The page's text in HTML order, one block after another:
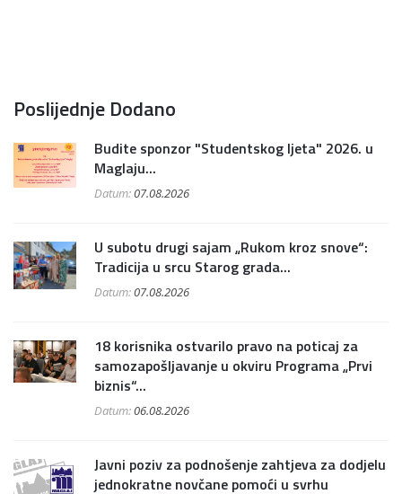
Poslijednje Dodano
Budite sponzor "Studentskog ljeta" 2026. u
Maglaju...
Datum:07.08.2026
U subotu drugi sajam „Rukom kroz snove“:
Tradicija u srcu Starog grada...
Datum:07.08.2026
18 korisnika ostvarilo pravo na poticaj za
samozapošljavanje u okviru Programa „Prvi
biznis“...
Datum:06.08.2026
Javni poziv za podnošenje zahtjeva za dodjelu
jednokratne novčane pomoći u svrhu